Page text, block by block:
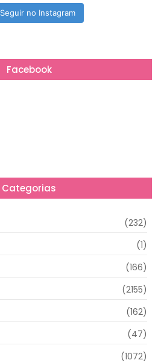
Seguir no Instagram
Facebook
Categorias
(232)
(1)
(166)
(2155)
(162)
(47)
(1072)